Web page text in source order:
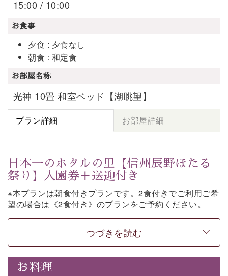
15:00 / 10:00
お食事
夕食 : 夕食なし
朝食 : 和定食
お部屋名称
光神 10畳 和室ベッド【湖眺望】
プラン詳細 お部屋詳細
日本一のホタルの里【信州辰野ほたる
祭り】入園券＋送迎付き
※本プランは朝食付きプランです。2食付きでご利用ご希
望の場合は《2食付き》のプランをご予約ください。
「日本一のホタルの里」として知られる辰野町・ほたる
そこで開催される【信州辰野ほたる祭り】への送迎と入
園券がついた期間限定プランをご用意いたしました。
つづきを読む
お料理